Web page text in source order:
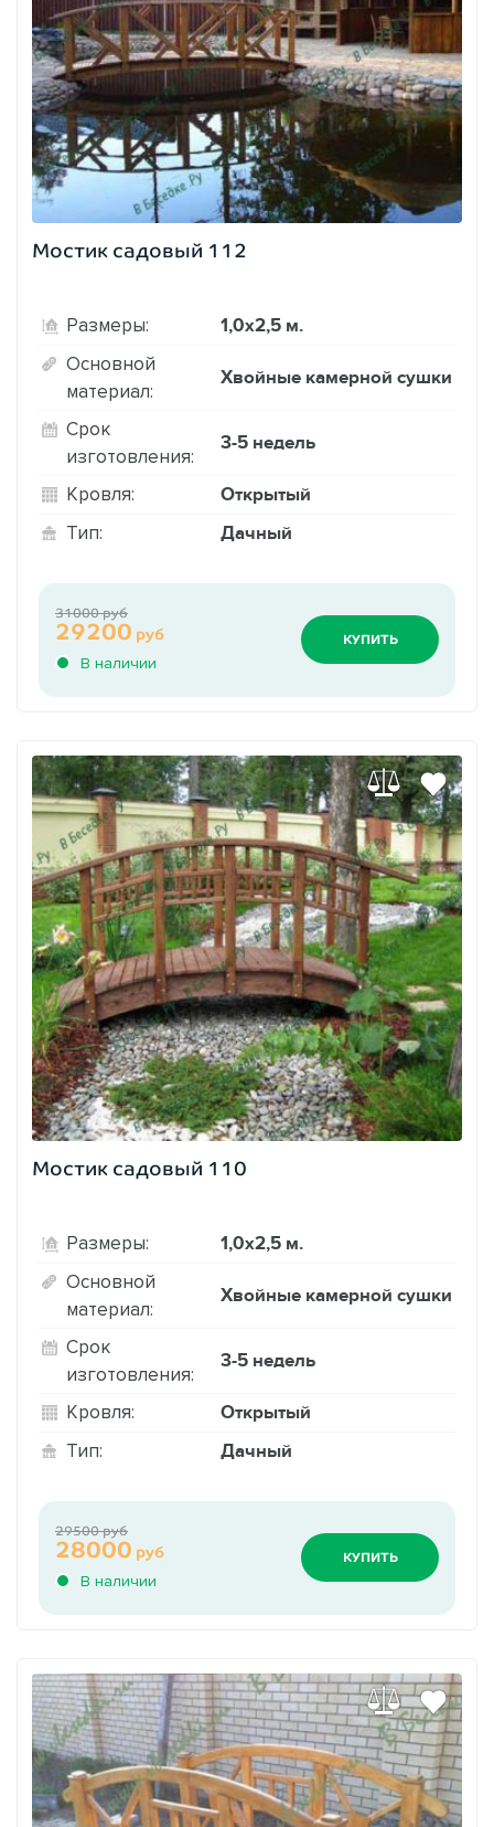
Мостик садовый 112
Размеры: 1,0х2,5 м.
Основной
материал:
Хвойные камерной сушки
Срок
изготовления:
3-5 недель
Кровля: Открытый
Тип: Дачный
В наличии
29200 руб
31000 руб
КУПИТЬ
Мостик садовый 110
Размеры: 1,0х2,5 м.
Основной
материал:
Хвойные камерной сушки
Срок
изготовления:
3-5 недель
Кровля: Открытый
Тип: Дачный
В наличии
28000 руб
29500 руб
КУПИТЬ